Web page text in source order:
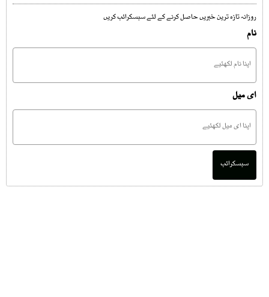
روزانہ تازہ ترین خبریں حاصل کرنے کے لئے سبسکرائب کریں
نام
ای میل
سبسکرائب